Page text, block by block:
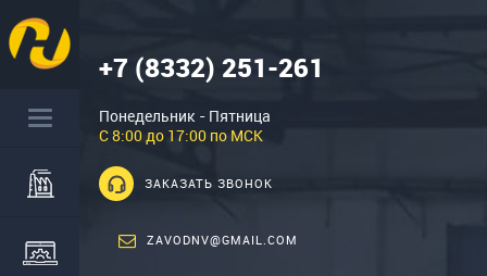
+7 (8332) 251-261
Понедельник - Пятница
С 8:00 до 17:00 по МСК
ЗАКАЗАТЬ ЗВОНОК
ZAVODNV@GMAIL.COM